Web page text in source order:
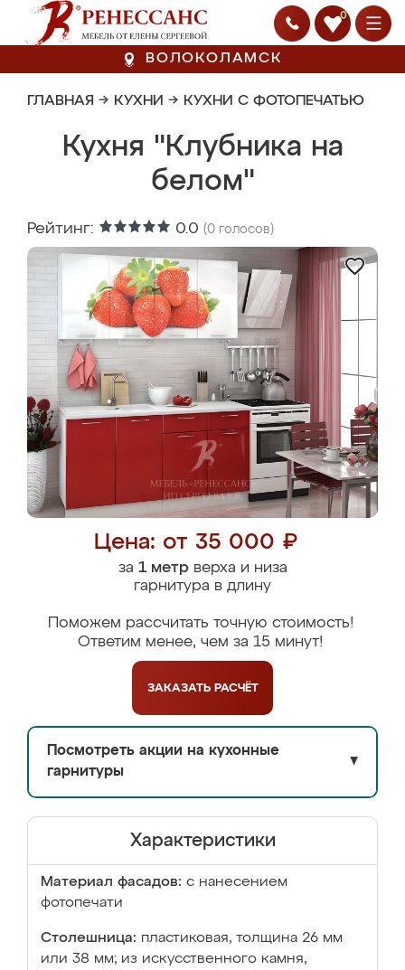
0
ВОЛОКОЛАМСК
ГЛАВНАЯ → КУХНИ → КУХНИ С ФОТОПЕЧАТЬЮ
Кухня "Клубника на
белом"
Рейтинг: 0.0 (0 голосов)
Цена: от 35 000 ₽
за 1 метрверха и низа
гарнитура в длину
Поможем рассчитать точную стоимость!
Ответим менее, чем за 15 минут!
ЗАКАЗАТЬ РАСЧЁТ
Посмотреть акции на кухонные
гарнитуры
▼
Характеристики
Материал фасадов: с нанесением
фотопечати
Столешница: пластиковая, толщина 26 мм
или 38 мм; из искусственного камня,